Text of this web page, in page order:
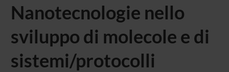
Nanotecnologie nello
sviluppo di molecole e di
sistemi/protocolli